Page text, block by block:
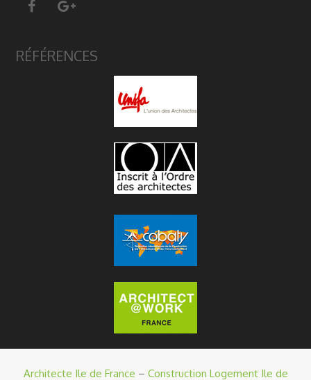
RÉFÉRENCES
Architecte Ile de France – Construction Logement Ile de